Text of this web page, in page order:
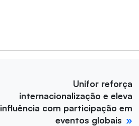
Unifor reforça
internacionalização e eleva
influência com participação em
eventos globais